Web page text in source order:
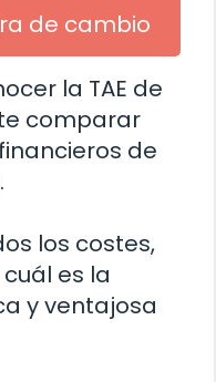
de cambio
la TAE de
comparar
de
los costes,
es la
y ventajosa